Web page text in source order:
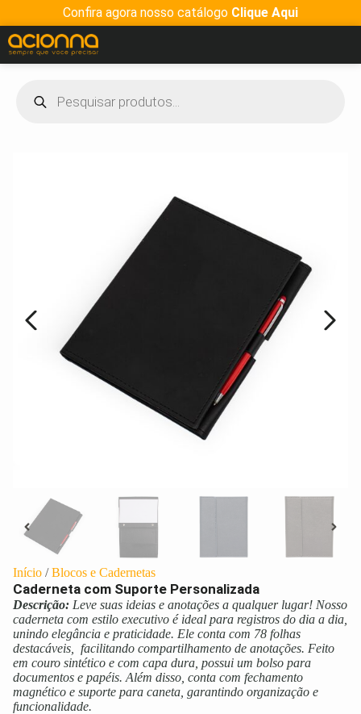
Confira agora nosso catálogo Clique Aqui
Início /Blocos e Cadernetas
Caderneta com Suporte Personalizada
Descrição: Leve suas ideias e anotações a qualquer lugar! Nosso
caderneta com estilo executivo é ideal para registros do dia a dia,
unindo elegância e praticidade. Ele conta com 78 folhas
destacáveis, facilitando compartilhamento de anotações. Feito
em couro sintético e com capa dura, possui um bolso para
documentos e papéis. Além disso, conta com fechamento
magnético e suporte para caneta, garantindo organização e
funcionalidade.